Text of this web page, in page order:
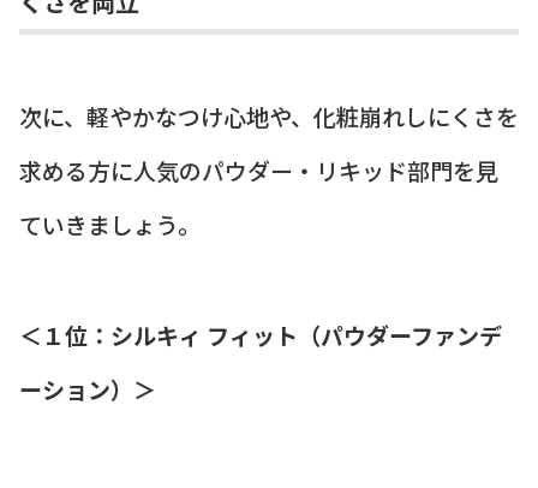
次に、軽やかなつけ心地や、化粧崩れしにくさを
求める方に人気のパウダー・リキッド部門を見
ていきましょう。
＜１位：シルキィ フィット（パウダーファンデ
ーション）＞